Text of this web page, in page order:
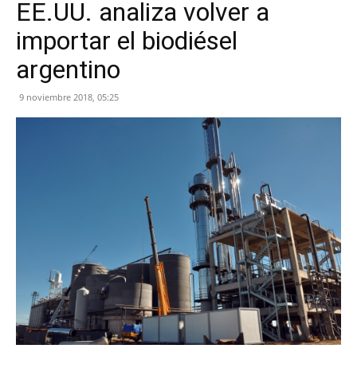
EE.UU. analiza volver a
importar el biodiésel
argentino
9 noviembre 2018, 05:25